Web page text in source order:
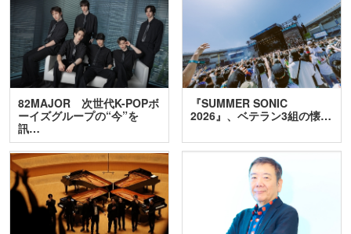
82MAJOR 次世代K-POPボ
ーイズグループの“今”を
訊…
『SUMMER SONIC
2026』、ベテラン3組の懐…